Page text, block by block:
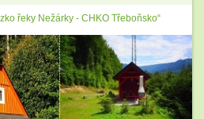
řeky Nežárky - CHKO Třeboňsko“